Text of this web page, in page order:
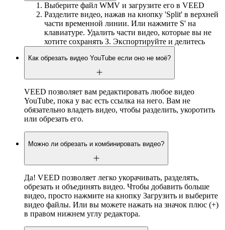
Выберите файл WMV и загрузите его в VEED
Разделите видео, нажав на кнопку 'Split' в верхней
части временной линии. Или нажмите S' на
клавиатуре. Удалить части видео, которые вы не
хотите сохранять З. Экспортируйте и делитесь
Как обрезать видео YouTube если оно не моё?
VEED позволяет вам редактировать любое видео
YouTube, пока у вас есть ссылка на него. Вам не
обязательно владеть видео, чтобы разделить, укоротить
или обрезать его.
Можно ли обрезать и комбинировать видео?
Да! VEED позволяет легко укорачивать, разделять,
обрезать и объединять видео. Чтобы добавить больше
видео, просто нажмите на кнопку Загрузить и выберите
видео файлы. Или вы можете нажать на значок плюс (+)
в правом нижнем углу редактора.